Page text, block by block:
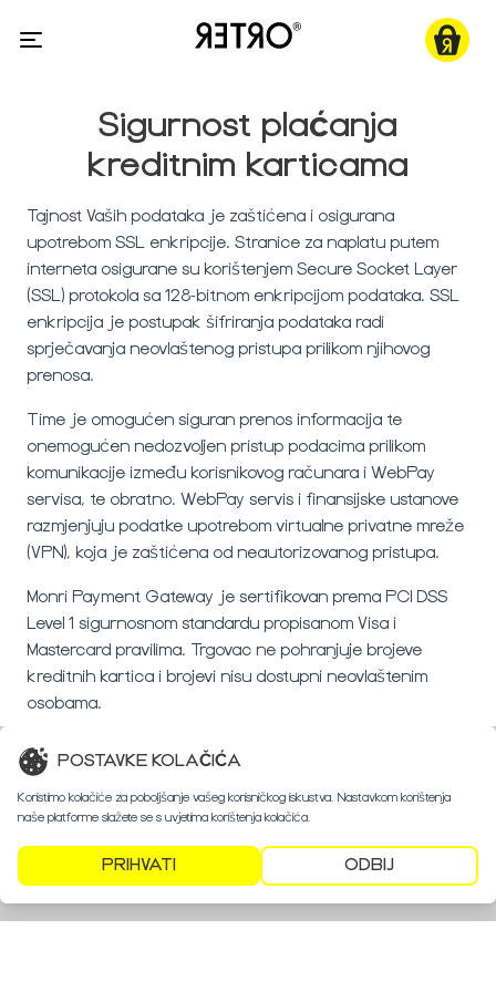
Sigurnost plaćanja
kreditnim karticama
Tajnost Vaših podataka je zaštićena i osigurana
upotrebom SSL enkripcije. Stranice za naplatu putem
interneta osigurane su korištenjem Secure Socket Layer
(SSL) protokola sa 128-bitnom enkripcijom podataka. SSL
enkripcija je postupak šifriranja podataka radi
sprječavanja neovlaštenog pristupa prilikom njihovog
prenosa.
Time je omogućen siguran prenos informacija te
onemogućen nedozvoljen pristup podacima prilikom
komunikacije između korisnikovog računara i WebPay
servisa, te obratno. WebPay servis i finansijske ustanove
razmjenjuju podatke upotrebom virtualne privatne mreže
(VPN), koja je zaštićena od neautorizovanog pristupa.
Monri Payment Gateway je sertifikovan prema PCI DSS
Level 1 sigurnosnom standardu propisanom Visa i
Mastercard pravilima. Trgovac ne pohranjuje brojeve
kreditnih kartica i brojevi nisu dostupni neovlaštenim
osobama.
POSTAVKE KOLAČIĆA
Koristimo kolačiće za poboljšanje vašeg korisničkog iskustva. Nastavkom korištenja
naše platforme slažete se s uvjetima korištenja kolačića.
PRIHVATI ODBIJ